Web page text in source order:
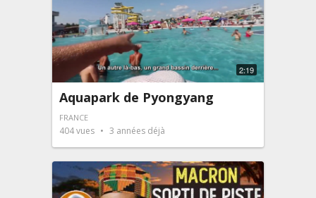
2:19
Aquapark de Pyongyang
FRANCE
404vues 3 années déjà